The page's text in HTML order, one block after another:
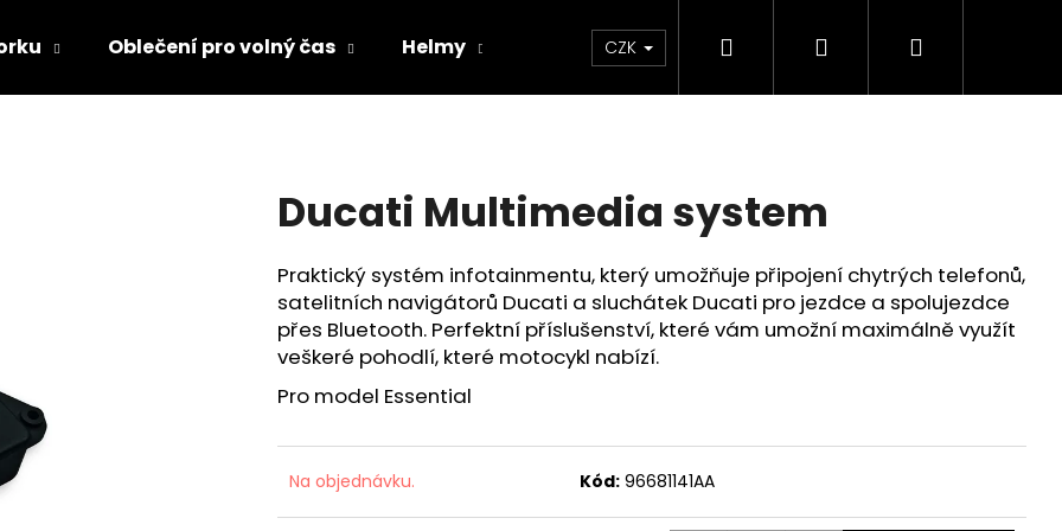
Oblečení pro volný čas Helmy Chrániče Díly Doplňky a předměty
CZK Hledat PřihlášeníNákupní
Ducati Multimedia system
Praktický systém infotainmentu, který umožňuje připojení chytrých telefonů,
satelitních navigátorů Ducati a sluchátek Ducati pro jezdce a spolujezdce
přes Bluetooth. Perfektní příslušenství, které vám umožní maximálně využít
veškeré pohodlí, které motocykl nabízí.
Pro model Essential
Na objednávku. Kód: 96681141AA
HLEDAT
TRIČKO DC SPEED ČERVENO-ČERNÉ